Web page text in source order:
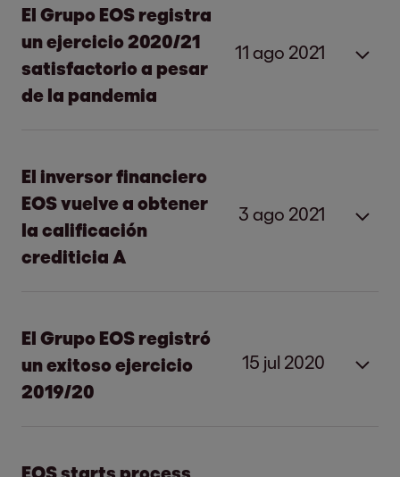
El Grupo EOS registra
un ejercicio 2020/21
satisfactorio a pesar
de la pandemia
11 ago 2021
A pesar de la ligera caída en la
facturación y los resultados, EOS se
El inversor financiero
EOS vuelve a obtener
la calificación
crediticia A
3 ago 2021
la buena solvencia de EOS.
Espera que los beneficios evoluciones
positivamente en el actual ejercicio
El Grupo EOS registró
un exitoso ejercicio
2019/20
15 jul 2020
fuerte aumento de las operaciones en
EOS starts process